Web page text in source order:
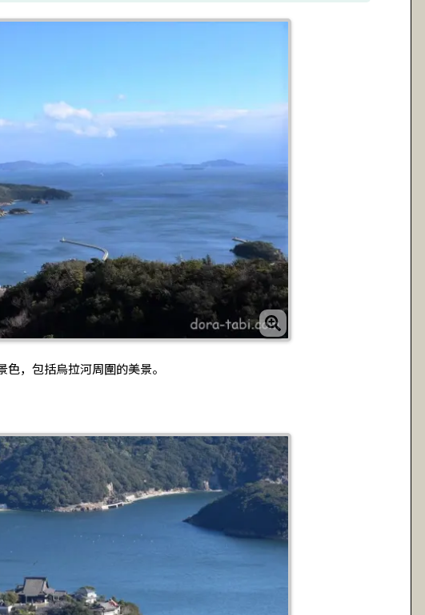
，包括烏拉河周圍的美景。